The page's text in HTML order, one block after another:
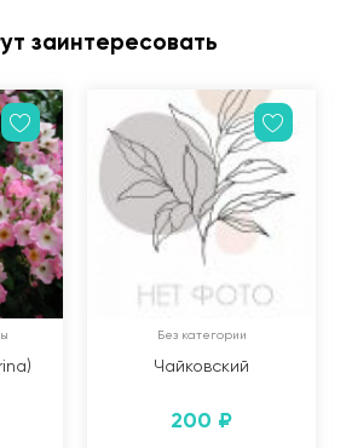
заинтересовать
Без категории
Чайковский
200 ₽